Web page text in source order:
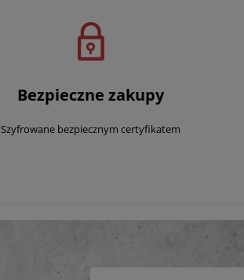
Bezpieczne zakupy
Szyfrowane bezpiecznym certyfikatem